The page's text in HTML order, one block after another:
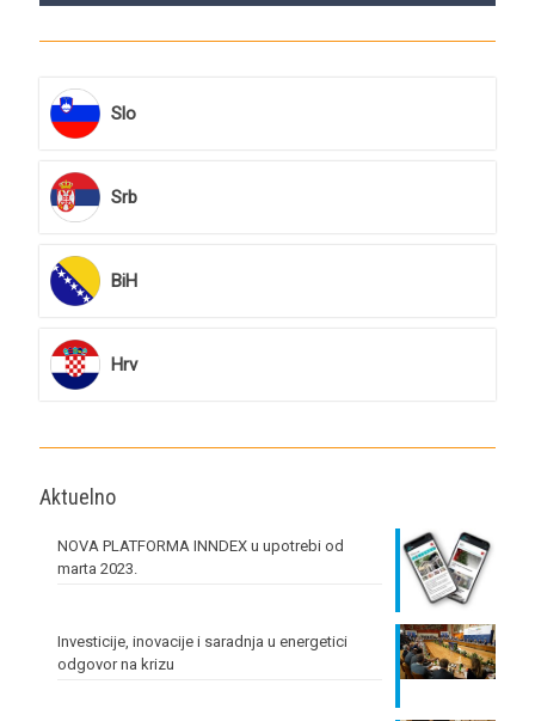
Slo
Srb
BiH
Hrv
Aktuelno
NOVA PLATFORMA INNDEX u upotrebi od
marta 2023.
Investicije, inovacije i saradnja u energetici
odgovor na krizu